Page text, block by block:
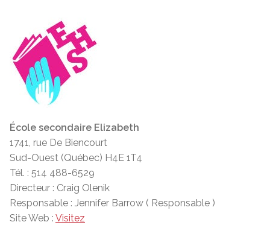
École secondaire Elizabeth
1741, rue De Biencourt
Sud-Ouest (Québec) H4E 1T4
Tél. : 514 488-6529
Directeur : Craig Olenik
Responsable : Jennifer Barrow ( Responsable )
Site Web : Visitez